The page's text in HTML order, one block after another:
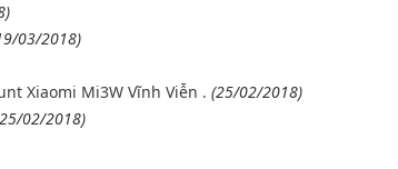
03/2018)
Xiaomi Mi3W Vĩnh Viễn . (25/02/2018)
02/2018)